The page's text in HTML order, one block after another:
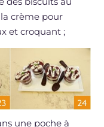
crème pour
et croquant ;
une poche à